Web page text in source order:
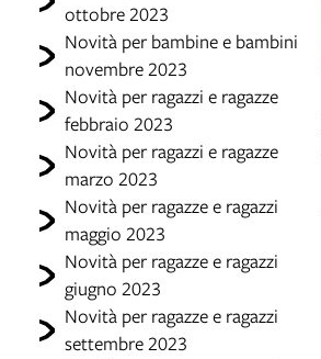
ottobre 2023
Novità per bambine e bambini
novembre 2023
Novità per ragazzi e ragazze
febbraio 2023
Novità per ragazzi e ragazze
marzo 2023
Novità per ragazze e ragazzi
maggio 2023
Novità per ragazze e ragazzi
giugno 2023
Novità per ragazze e ragazzi
settembre 2023